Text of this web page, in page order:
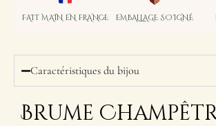
FAIT MAIN EN FRANCE EMBALLAGE SOIGNÉ
Caractéristiques du bijou
Brume